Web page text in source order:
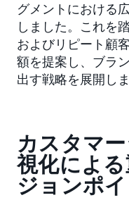
グメントにおける
しました。これを
およびリピート顧
額を提案し、ブラ
出す戦略を展開しま
カスタマ
視化によ
ジョンポ